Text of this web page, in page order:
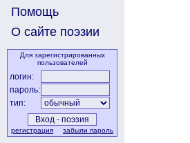
Помощь
О сайте поэзии
Для зарегистрированных
пользователей
логин:
пароль:
тип:
регистрация забыли пароль